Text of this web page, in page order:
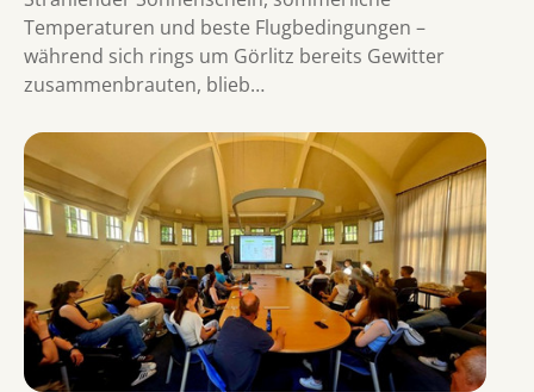
Temperaturen und beste Flugbedingungen –
während sich rings um Görlitz bereits Gewitter
zusammenbrauten, blieb…